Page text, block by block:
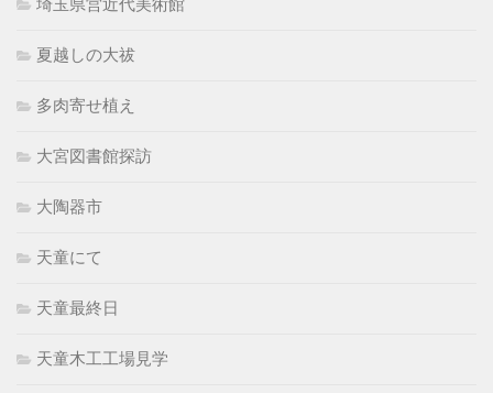
埼玉県営近代美術館
夏越しの大祓
多肉寄せ植え
大宮図書館探訪
大陶器市
天童にて
天童最終日
天童木工工場見学